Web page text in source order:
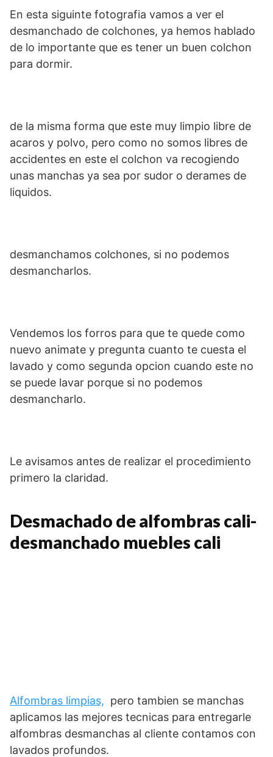
En esta siguinte fotografia vamos a ver el
desmanchado de colchones, ya hemos hablado
de lo importante que es tener un buen colchon
para dormir.
de la misma forma que este muy limpio libre de
acaros y polvo, pero como no somos libres de
accidentes en este el colchon va recogiendo
unas manchas ya sea por sudor o derames de
liquidos.
desmanchamos colchones, si no podemos
desmancharlos.
Vendemos los forros para que te quede como
nuevo animate y pregunta cuanto te cuesta el
lavado y como segunda opcion cuando este no
se puede lavar porque si no podemos
desmancharlo.
Le avisamos antes de realizar el procedimiento
primero la claridad.
Desmachado de alfombras cali-
desmanchado muebles cali
Alfombras limpias, pero tambien se manchas
aplicamos las mejores tecnicas para entregarle
alfombras desmanchas al cliente contamos con
lavados profundos.